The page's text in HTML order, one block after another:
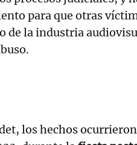
para que otras
de la industria
los hechos